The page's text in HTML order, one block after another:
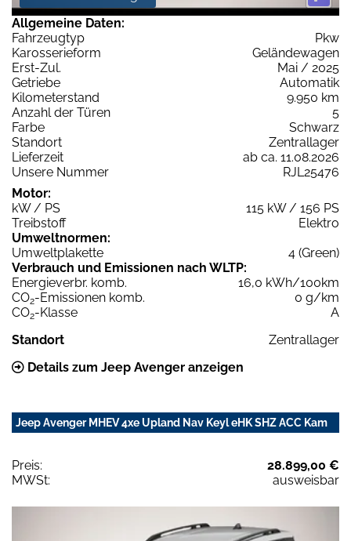
Allgemeine Daten:
Fahrzeugtyp
Pkw
Karosserieform
Geländewagen
Erst-Zul.
Mai / 2025
Getriebe
Automatik
Kilometerstand
9.950 km
Anzahl der Türen
5
Farbe
Schwarz
Standort
Zentrallager
Lieferzeit
ab ca. 11.08.2026
Unsere Nummer
RJL25476
Motor:
kW / PS
115 kW / 156 PS
Treibstoff
Elektro
Umweltnormen:
Umweltplakette
4 (Green)
Verbrauch und Emissionen nach WLTP:
Energieverbr. komb.
16,0 kWh/100km
CO2-Emissionen komb.
0 g/km
CO2-Klasse
A
Standort
Zentrallager
Details zum Jeep Avenger anzeigen
Jeep Avenger MHEV 4xe Upland Nav Keyl eHK SHZ ACC Kam
Preis:
28.899,00 €
MWSt:
ausweisbar